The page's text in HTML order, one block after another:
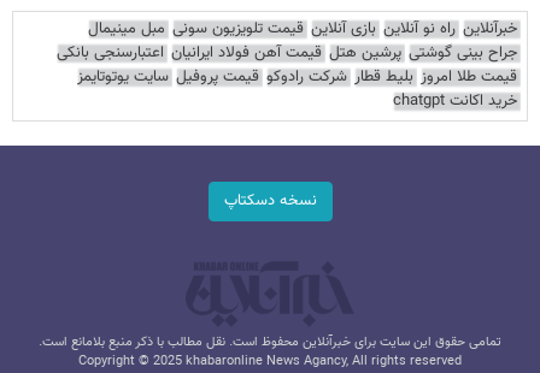
خبرآنلاین راه نو آنلاین بازی آنلاین قیمت تلویزیون سونی مبل مینیمال
جراح بینی گوشتی پرشین هتل قیمت آهن فولاد ایرانیان اعتبارسنجی بانکی
قیمت طلا امروز بلیط قطار شرکت رادوکو قیمت پروفیل سایت یوتوتایمز
خرید اکانت chatgpt
نسخه دسکتاپ
تمامی حقوق این سایت برای خبرآنلاین محفوظ است. نقل مطالب با ذکر منبع بلامانع است.
Copyright © 2025 khabaronline News Agancy, All rights reserved